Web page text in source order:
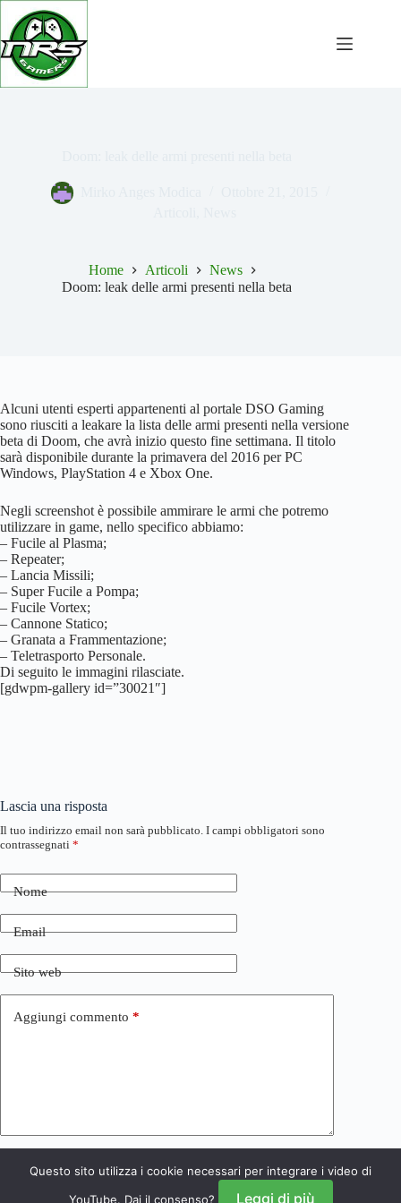
Salta
contenuto
Home Articoli
News
Doom: leak delle armi presenti nella beta
Alcuni utenti esperti appartenenti al portale DSO Gaming
sono riusciti a leakare la lista delle armi presenti nella versione
beta di Doom, che avrà inizio questo fine settimana. Il titolo
sarà disponibile durante la primavera del 2016 per PC
Windows, PlayStation 4 e Xbox One.
Negli screenshot è possibile ammirare le armi che potremo
utilizzare in game, nello specifico abbiamo:
– Fucile al Plasma;
– Repeater;
– Lancia Missili;
– Super Fucile a Pompa;
– Fucile Vortex;
– Cannone Statico;
– Granata a Frammentazione;
– Teletrasporto Personale.
Di seguito le immagini rilasciate.
[gdwpm-gallery id=”30021″]
Lascia una risposta
Il tuo indirizzo email non sarà pubblicato. I campi obbligatori sono
contrassegnati *
Nome
Email
Sito web
Aggiungi commento *
Invia commento
Questo sito utilizza i cookie necessari per integrare i video di
YouTube. Dai il consenso?
Leggi di più